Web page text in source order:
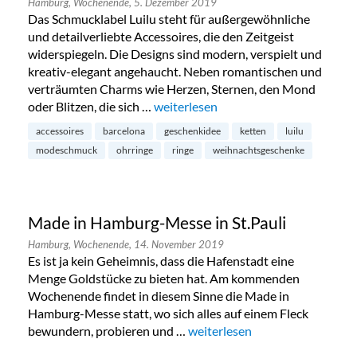
Das Schmucklabel Luilu steht für außergewöhnliche
und detailverliebte Accessoires, die den Zeitgeist
widerspiegeln. Die Designs sind modern, verspielt und
kreativ-elegant angehaucht. Neben romantischen und
verträumten Charms wie Herzen, Sternen, den Mond
oder Blitzen, die sich … „Luilu Pop Up Tour in Hamburg-
weiterlesen
accessoires barcelona geschenkidee ketten
luilu
modeschmuck
ohrringe ringe weihnachtsgeschenke
Made in Hamburg-Messe in St.Pauli
Hamburg, Wochenende, 14. November 2019
Es ist ja kein Geheimnis, dass die Hafenstadt eine
Menge Goldstücke zu bieten hat. Am kommenden
Wochenende findet in diesem Sinne die Made in
Hamburg-Messe statt, wo sich alles auf einem Fleck
bewundern, probieren und … „Made in Hamburg-Messe in
weiterlesen